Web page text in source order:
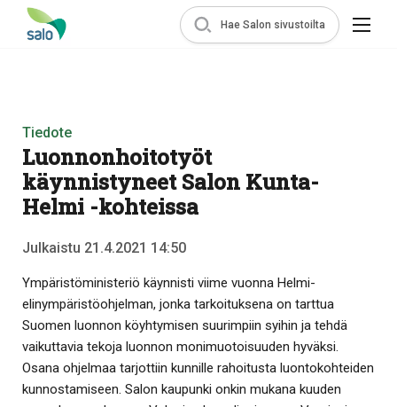
Hae Salon sivustoilta
Tiedote
Luonnonhoitotyöt
käynnistyneet Salon Kunta-
Helmi -kohteissa
Julkaistu 21.4.2021 14:50
Ympäristöministeriö käynnisti viime vuonna Helmi-
elinympäristöohjelman, jonka tarkoituksena on tarttua
Suomen luonnon köyhtymisen suurimpiin syihin ja tehdä
vaikuttavia tekoja luonnon monimuotoisuuden hyväksi.
Osana ohjelmaa tarjottiin kunnille rahoitusta luontokohteiden
kunnostamiseen. Salon kaupunki onkin mukana kuuden